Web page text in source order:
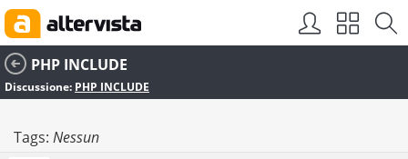
PHP INCLUDE
Discussione: PHP INCLUDE
Tags: Nessun